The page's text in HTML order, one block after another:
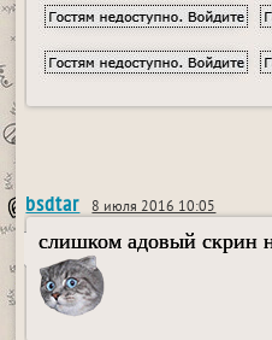
bsdtar 8 июля 2016 10:05
слишком адовый скрин